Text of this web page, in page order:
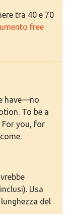
tra 40 e 70
free
have—no
To be a
you, for
Usa
del